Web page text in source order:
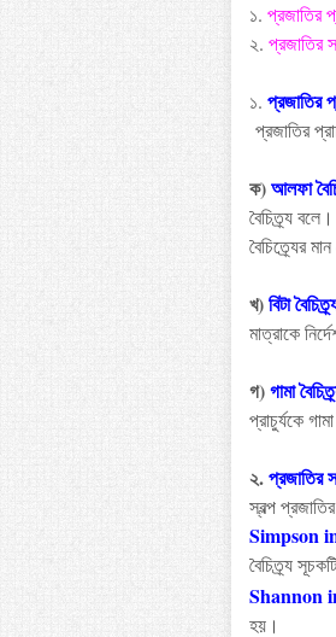
১. প্রজাতির
২. প্রজাতির
১. প্রজাতির
প্রজাতির
ক)আলফা
বৈচিত্র্যবলে ।
বৈচিত্র্যেরমান
খ)বিটা
মাত্রাকে
গ)গামা
প্রাচুর্যকেগামা
২.প্রজাতির
স্বল্প
Simpson
বৈচিত্র্য
Shannon
হয়।